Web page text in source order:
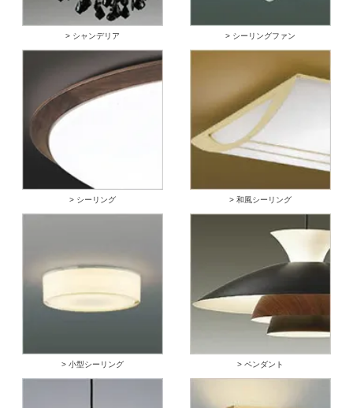
> シャンデリア > シーリングファン
> シーリング > 和風シーリング
> 小型シーリング > ペンダント